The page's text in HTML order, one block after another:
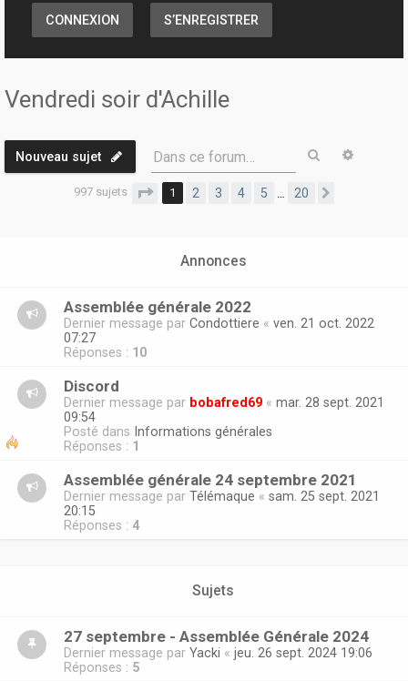
CONNEXION S’ENREGISTRER
Vendredi soir d'Achille
Nouveau sujet Dans ce forum… Rechercher
997 sujets Page 1sur
1 2 3 4 5 20
Annonces
Assemblée générale 2022
Dernier message par Condottiere « ven. 21 oct. 2022
07:27
Réponses : 10
Discord
Dernier message par bobafred69 « mar. 28 sept. 2021
09:54
Posté dans Informations générales
Réponses : 1
Assemblée générale 24 septembre 2021
Dernier message par Télémaque « sam. 25 sept. 2021
20:15
Réponses : 4
Sujets
27 septembre - Assemblée Générale 2024
Dernier message par Yacki « jeu. 26 sept. 2024 19:06
Réponses : 5